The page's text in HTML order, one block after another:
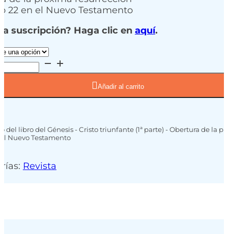
22 en el Nuevo Testamento
suscripción? Haga clic en aquí.
Añadir al carrito
Revista
del libro del Génesis - Cristo triunfante (1ª parte) - Obertura de la
Nuevo Testamento